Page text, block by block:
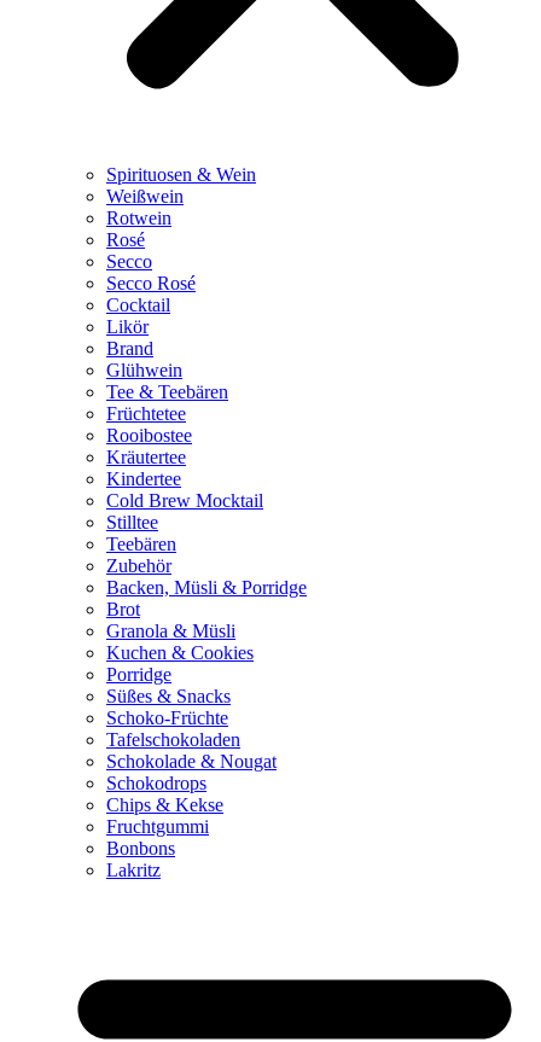
Spirituosen & Wein
Weißwein
Rotwein
Rosé
Secco
Secco Rosé
Cocktail
Likör
Brand
Glühwein
Tee & Teebären
Früchtetee
Rooibostee
Kräutertee
Kindertee
Cold Brew Mocktail
Stilltee
Teebären
Zubehör
Backen, Müsli & Porridge
Brot
Granola & Müsli
Kuchen & Cookies
Porridge
Süßes & Snacks
Schoko-Früchte
Tafelschokoladen
Schokolade & Nougat
Schokodrops
Chips & Kekse
Fruchtgummi
Bonbons
Lakritz